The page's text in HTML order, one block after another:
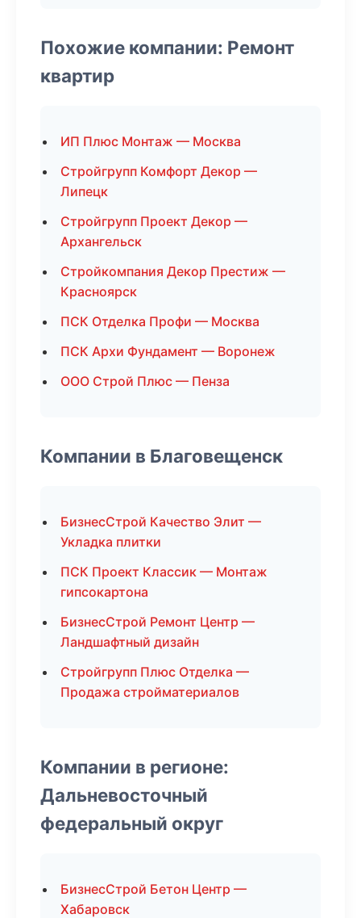
Похожие компании: Ремонт
квартир
ИП Плюс Монтаж — Москва
Стройгрупп Комфорт Декор —
Липецк
Стройгрупп Проект Декор —
Архангельск
Стройкомпания Декор Престиж —
Красноярск
ПСК Отделка Профи — Москва
ПСК Архи Фундамент — Воронеж
ООО Строй Плюс — Пенза
Компании в Благовещенск
БизнесСтрой Качество Элит —
Укладка плитки
ПСК Проект Классик — Монтаж
гипсокартона
БизнесСтрой Ремонт Центр —
Ландшафтный дизайн
Стройгрупп Плюс Отделка —
Продажа стройматериалов
Компании в регионе:
Дальневосточный
федеральный округ
БизнесСтрой Бетон Центр —
Хабаровск